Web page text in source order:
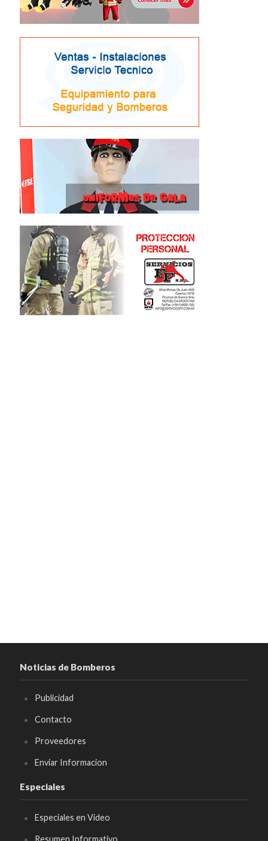
Noticias de Bomberos
Publicidad
Contacto
Proveedores
Enviar Informacion
Especiales
Especiales en Video